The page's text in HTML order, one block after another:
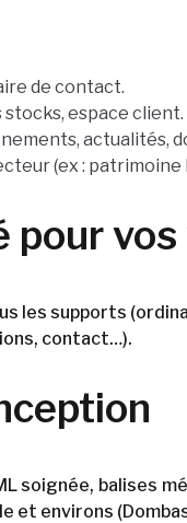
de contact.
espace client.
actualités,
(ex : patrimoine
pour
les supports
contact…).
soignée, balises
et environs